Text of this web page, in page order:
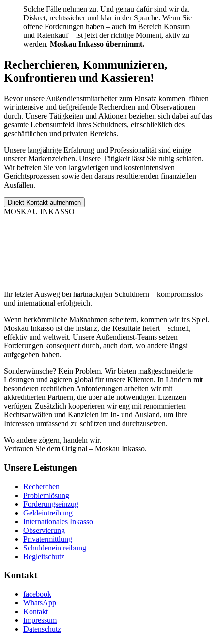
Solche Fälle nehmen zu. Und genau dafür sind wir da.
Diskret, rechtssicher und klar in der Sprache. Wenn Sie
offene Forderungen haben – auch im Bereich Konsum
und Ratenkauf – ist jetzt der richtige Moment, aktiv zu
werden. Moskau Inkasso übernimmt.
Recherchieren, Kommunizieren,
Konfrontieren und Kassieren!
Bevor unsere Außendienstmitarbeiter zum Einsatz kommen, führen
wir intensive und tiefgreifende Recherchen und Observationen
durch. Unsere Tätigkeiten und Aktionen beziehen sich dabei auf das
gesamte Lebensumfeld Ihres Schuldners, einschließlich des
geschäftlichen und privaten Bereichs.
Unsere langjährige Erfahrung und Professionalität sind einige
unserer Markenzeichen. Unsere Tätigkeit lässt Sie ruhig schlafen.
Wir befreien Sie von langwierigen und kostenintensiven
Gerichtsprozessen sowie den daraus resultierenden finanziellen
Ausfällen.
Direkt Kontakt aufnehmen
MOSKAU INKASSO
Ihr letzter Ausweg bei hartnäckigen Schuldnern – kompromisslos
und international erfolgreich.
Wenn herkömmliche Maßnahmen scheitern, kommen wir ins Spiel.
Moskau Inkasso ist die Instanz, die Resultate liefert – schnell,
effektiv und weltweit. Unsere Außendienst-Teams setzen
Forderungen konsequent durch, auch dort, wo andere längst
aufgegeben haben.
Sonderwünsche? Kein Problem. Wir bieten maßgeschneiderte
Lösungen und agieren global für unsere Klienten. In Ländern mit
besonderen rechtlichen Anforderungen arbeiten wir mit
akkreditierten Partnern, die über alle notwendigen Lizenzen
verfügen. Zusätzlich kooperieren wir eng mit renommierten
Rechtsanwälten und Kanzleien im In- und Ausland, um Ihre
Interessen umfassend zu schützen und durchzusetzen.
Wo andere zögern, handeln wir.
Vertrauen Sie dem Original – Moskau Inkasso.
Unsere Leistungen
Recherchen
Problemlösung
Forderungseinzug
Geldeintreibung
Internationales Inkasso
Observierung
Privatermittlung
Schuldeneintreibung
Begleitschutz
Kontakt
facebook
WhatsApp
Kontakt
Impressum
Datenschutz